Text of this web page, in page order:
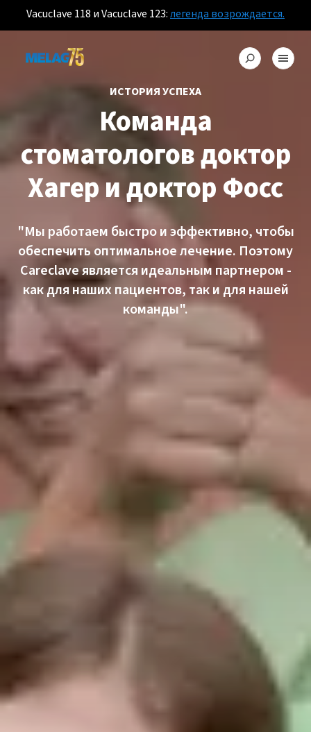
Vacuclave 118 и Vacuclave 123:легенда возрождается.
ИСТОРИЯ УСПЕХА
Команда
стоматологов доктор
Хагер и доктор Фосс
"Мы работаем быстро и эффективно, чтобы
обеспечить оптимальное лечение. Поэтому
Careclave является идеальным партнером -
как для наших пациентов, так и для нашей
команды".